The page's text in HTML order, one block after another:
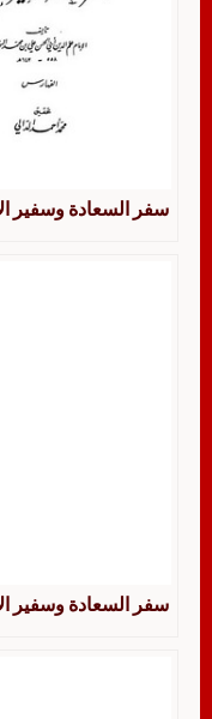
سفر السعادة وسفير
سفر السعادة وسفير